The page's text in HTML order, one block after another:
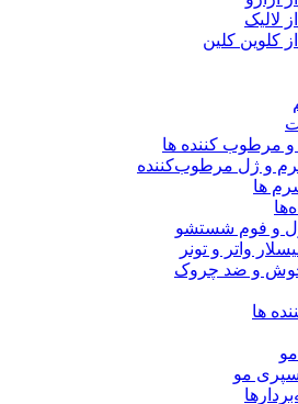
لالیک
از کلوین کلین
و مرطوب کننده ها
و ژل مرطوب‌کننده
ها
و فوم شستشو
واتر و تونر
و ضد چروک
ها
مو